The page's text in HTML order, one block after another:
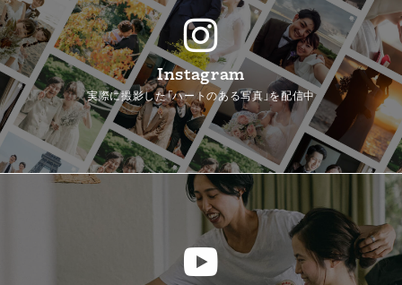
Instagram
実際に撮影した「ハートのある写真」を配信中